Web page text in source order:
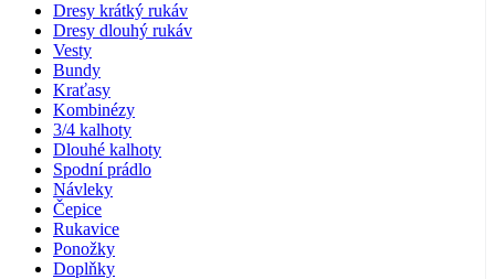
Dresy krátký rukáv
Dresy dlouhý rukáv
Vesty
Bundy
Kraťasy
Kombinézy
3/4 kalhoty
Dlouhé kalhoty
Spodní prádlo
Návleky
Čepice
Rukavice
Ponožky
Doplňky